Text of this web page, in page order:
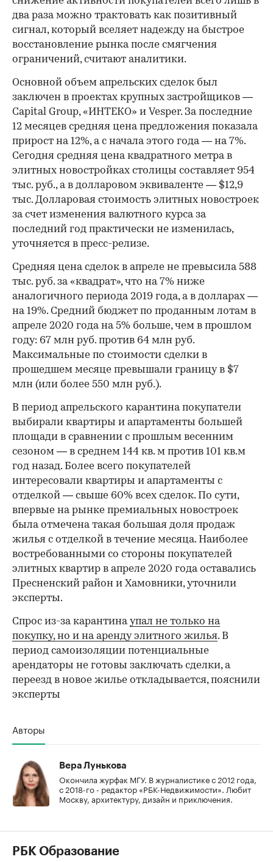
два раза можно трактовать как позитивный
сигнал, который вселяет надежду на быстрое
восстановление рынка после смягчения
ограничений, считают аналитики.
Основной объем апрельских сделок был
заключен в проектах крупных застройщиков —
Capital Group, «ИНТЕКО» и Vesper. За последние
12 месяцев средняя цена предложения показала
прирост на 12%, а с начала этого года — на 7%.
Сегодня средняя цена квадратного метра в
элитных новостройках столицы составляет 954
тыс. руб., а в долларовом эквиваленте — $12,9
тыс. Долларовая стоимость элитных новостроек
за счет изменения валютного курса за
последний год практически не изменилась,
уточняется в пресс-релизе.
Средняя цена сделок в апреле не превысила 588
тыс. руб. за «квадрат», что на 7% ниже
аналогичного периода 2019 года, а в долларах —
на 19%. Средний бюджет по проданным лотам в
апреле 2020 года на 5% больше, чем в прошлом
году: 67 млн руб. против 64 млн руб.
Максимальные по стоимости сделки в
прошедшем месяце превышали границу в $7
млн (или более 550 млн руб.).
В период апрельского карантина покупатели
выбирали квартиры и апартаменты большей
площади в сравнении с прошлым весенним
сезоном — в среднем 144 кв. м против 101 кв.м
год назад. Более всего покупателей
интересовали квартиры и апартаменты с
отделкой — свыше 60% всех сделок. По сути,
впервые на рынке премиальных новостроек
была отмечена такая большая доля продаж
жилья с отделкой в течение месяца. Наиболее
востребованными со стороны покупателей
элитных квартир в апреле 2020 года оставались
Пресненский район и Хамовники, уточнили
эксперты.
Спрос из-за карантинаупал не только на
покупку, но и на аренду элитного жилья. В
период самоизоляции потенциальные
арендаторы не готовы заключать сделки, а
переезд в новое жилье откладывается, пояснили
эксперты
Авторы
Вера Лунькова
Окончила журфак МГУ. В журналистике с 2012 года,
с 2018-го - редактор «РБК-Недвижимости». Любит
Москву, архитектуру, дизайн и приключения.
РБК Образование